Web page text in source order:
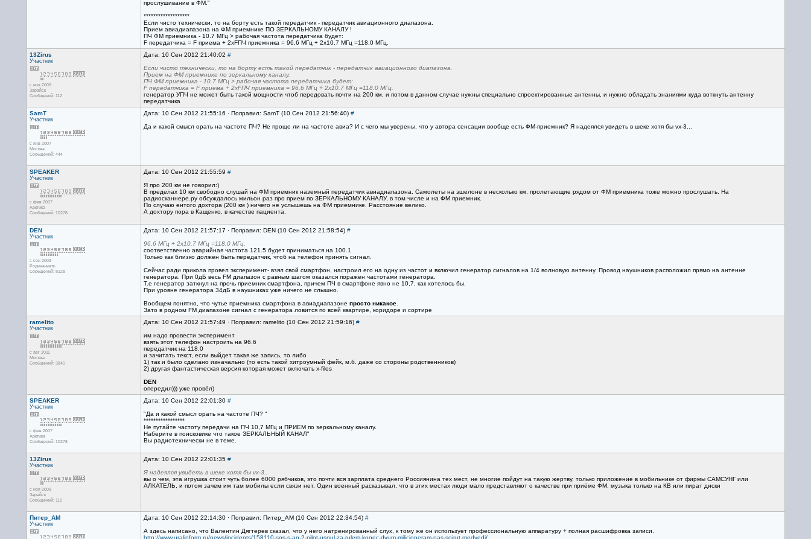
прослушивание в ФМ."
*******************
Если чисто технически, то на борту есть такой передатчик - передатчик авиационного диапазона.
Прием авиадиапазона на ФМ приемнике ПО ЗЕРКАЛЬНОМУ КАНАЛУ !
ПЧ ФМ приемника - 10.7 МГц > рабочая частота передатчика будет:
F передатчика = F приема + 2хFПЧ приемника = 96,6 МГц + 2х10.7 МГц =118.0 МГц.
13Zirus
Участник
с ноя 2009
Зарайск
Сообщений: 112
Дата: 10 Сен 2012 21:40:02 #
Если чисто технически, то на борту есть такой передатчик - передатчик авиационного диапазона.
Прием на ФМ приемнике по зеркальному каналу.
ПЧ ФМ приемника - 10.7 МГц > рабочая частота передатчика будет:
F передатчика = F приема + 2хFПЧ приемника = 96,6 МГц + 2х10.7 МГц =118.0 МГц.
генератор УПЧ не может быть такой мощности чтоб передовать почти на 200 км, и потом в данном случае нужны специально спроектированные антенны, и нужно обладать знаниями куда воткнуть антенну
передатчика
SamT
Участник
с янв 2007
Москва
Сообщений: 444
Дата: 10 Сен 2012 21:55:16 · Поправил: SamT (10 Сен 2012 21:56:40) #
Да и какой смысл орать на частоте ПЧ? Не проще ли на частоте авиа? И с чего мы уверены, что у автора сенсации вообще есть ФМ-приемник? Я надеялся увидеть в шеке хотя бы vx-3...
SPEAKER
Участник
с фев 2007
Арктика
Сообщений: 10278
Дата: 10 Сен 2012 21:55:59 #
Я про 200 км не говорил:)
В пределах 10 км свободно слушай на ФМ приемник наземный передатчик авиадиапазона. Самолеты на эшелоне в несколько км, пролетающие рядом от ФМ приемника тоже можно прослушать. На
радиосканнере.ру обсуждалось мильон раз про прием по ЗЕРКАЛЬНОМУ КАНАЛУ, в том числе и на ФМ приемник.
По случаю ентого дохтора (200 км ) ничего не услышешь на ФМ приемнике. Расстояние велико.
А дохтору пора в Кащенко, в качестве пациента.
DEN
Участник
с сен 2003
Родина-мать
Сообщений: 8128
Дата: 10 Сен 2012 21:57:17 · Поправил: DEN (10 Сен 2012 21:58:54) #
96,6 МГц + 2х10.7 МГц =118.0 МГц.
соответственно аварийная частота 121.5 будет приниматься на 100.1
Только как близко должен быть передатчик, чтоб на телефон принять сигнал.
Сейчас ради прикола провел эксперимент- взял свой смартфон, настроил его на одну из частот и включил генератор сигналов на 1/4 волновую антенну. Провод наушников расположил прямо на антенне
генератора. При 0дБ весь FM диапазон с равным шагом оказался поражен частотами генератора.
Т.е генератор заткнул на прочь приемник смартфона, причем ПЧ в смартфоне явно не 10,7, как хотелось бы.
При уровне генератора 34дБ в наушниках уже ничего не слышно.
Вообщем понятно, что чутье приемника смартфона в авиадиапазоне просто никакое.
Зато в родном FM диапазоне сигнал с генератора ловится по всей квартире, коридоре и сортире
ramelito
Участник
с авг 2011
Москва
Сообщений: 3841
Дата: 10 Сен 2012 21:57:49 · Поправил: ramelito (10 Сен 2012 21:59:16) #
им надо провести эксперимент
взять этот телефон настроить на 96.6
передатчик на 118.0
и зачитать текст, если выйдет такая же запись, то либо
1) так и было сделано изначально (то есть такой хитроумный фейк, м.б. даже со стороны родственников)
2) другая фантастическая версия которая может включать x-files
DEN
опередил))) уже провёл)
SPEAKER
Участник
с фев 2007
Арктика
Сообщений: 10278
Дата: 10 Сен 2012 22:01:30 #
"Да и какой смысл орать на частоте ПЧ? "
*****************
Не путайте частоту передачи на ПЧ 10,7 МГц и ПРИЕМ по зеркальному каналу.
Наберите в поисковике что такое ЗЕРКАЛЬНЫЙ КАНАЛ"
Вы радиотехнически не в теме.
13Zirus
Участник
с ноя 2009
Зарайск
Сообщений: 112
Дата: 10 Сен 2012 22:01:35 #
Я надеялся увидеть в шеке хотя бы vx-3..
вы о чем, эта игрушка стоит чуть более 6000 рябчиков, это почти вся зарплата среднего Россиянина тех мест, не многие пойдут на такую жертву, только приложение в мобильнике от фирмы САМСУНГ или
АЛКАТЕЛЬ, и потом зачем им там мобилы если связи нет. Один военный расказывал, что в этих местах люди мало представляют о качестве при приёме ФМ, музыка только на КВ или пират диски
Питер_AM
Участник
Дата: 10 Сен 2012 22:14:30 · Поправил: Питер_AM (10 Сен 2012 22:34:54) #
А здесь написано, что Валентин Дягтерев сказал, что у него натренированный слух, к тому же он использует профессиональную аппаратуру + полная расшифровка записи.
http://www.uralinform.ru/news/incidents/158110-sos-s-an-2-pilot-usnul-za-rulem-konec-dvum-milicioneram-nas-sojrut-medvedi/